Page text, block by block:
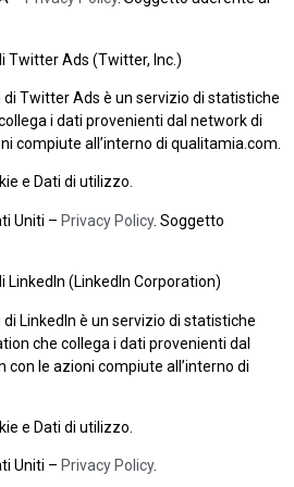
Twitter Ads (Twitter, Inc.)
di Twitter Ads è un servizio di statistiche
i dati provenienti dal network di
compiute all’interno di qualitamia.com.
e Dati di utilizzo.
Uniti – Privacy Policy. Soggetto
LinkedIn (LinkedIn Corporation)
di LinkedIn è un servizio di statistiche
che collega i dati provenienti dal
con le azioni compiute all’interno di
e Dati di utilizzo.
Uniti – Privacy Policy.